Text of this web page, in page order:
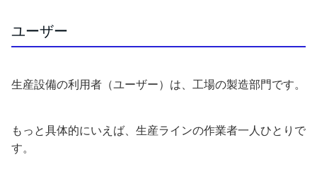
ユーザー
生産設備の利用者（ユーザー）は、工場の製造部門です。
もっと具体的にいえば、生産ラインの作業者一人ひとりで
す。